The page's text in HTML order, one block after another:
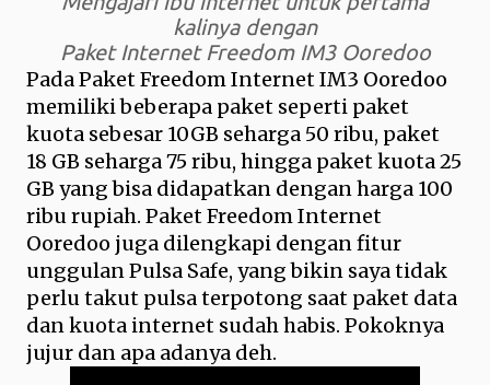
kalinya dengan
Paket Internet Freedom IM3 Ooredoo
Pada Paket Freedom Internet IM3 Ooredoo
memiliki beberapa paket seperti paket
kuota sebesar 10GB seharga 50 ribu, paket
18 GB seharga 75 ribu, hingga paket kuota 25
GB yang bisa didapatkan dengan harga 100
ribu rupiah. Paket Freedom Internet
Ooredoo juga dilengkapi dengan fitur
unggulan Pulsa Safe, yang bikin saya tidak
perlu takut pulsa terpotong saat paket data
dan kuota internet sudah habis. Pokoknya
jujur dan apa adanya deh.